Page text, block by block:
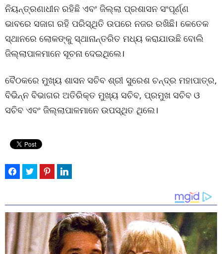
ନିୟନ୍ତ୍ରଣାଧୀନ ରହିଛି ଏବଂ ଜିଲ୍ଲା ପ୍ରଶାସନ ସଂପୂର୍ଣ୍ଣ
ଭାବରେ ସଜାଗ ରହି ପରିସ୍ଥିତି ଉପରେ ନଜର ରଖିଛି। କେତେକ
ସ୍ଥାନରେ ଲୋକଙ୍କୁ ସ୍ଥାନାନ୍ତରିତ ମଧ୍ୟ କରାଯାଉଛି ବୋଲି
ଜିଲ୍ଲାପାଳମାନେ ସୂଚନା ଦେଇଥିଲେ।
ବୈଠକରେ ମୁଖ୍ୟ ଶାସନ ସଚିବ ଶ୍ରୀ ସୁରେଶ ଚନ୍ଦ୍ର ମହାପାତ୍ର,
ବିଭିନ୍ନ ବିଭାଗର ଅତିରିକ୍ତ ମୁଖ୍ୟ ସଚିବ, ପ୍ରମୁଖ ସଚିବ ଓ
ସଚିବ ଏବଂ ଜିଲ୍ଲାପାଳମାନେ ଉପସ୍ଥିତ ଥିଲେ।